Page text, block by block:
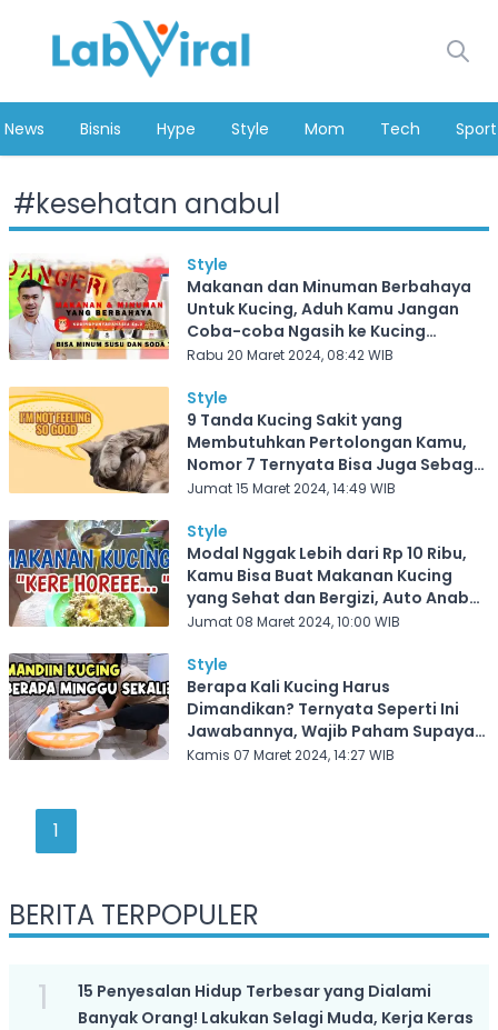
News Bisnis Hype Style Mom Tech Sport
#kesehatan anabul
Style
Makanan dan Minuman Berbahaya
Untuk Kucing, Aduh Kamu Jangan
Coba-coba Ngasih ke Kucing
Peliharaan di Rumah! Bisa Fatal
Rabu 20 Maret 2024, 08:42 WIB
Style
9 Tanda Kucing Sakit yang
Membutuhkan Pertolongan Kamu,
Nomor 7 Ternyata Bisa Juga Sebagai
Tandanya, Semua Pemilik Kucing
Jumat 15 Maret 2024, 14:49 WIB
Style
Modal Nggak Lebih dari Rp 10 Ribu,
Kamu Bisa Buat Makanan Kucing
yang Sehat dan Bergizi, Auto Anabul
Gemuk dan Bahagia
Jumat 08 Maret 2024, 10:00 WIB
Style
Berapa Kali Kucing Harus
Dimandikan? Ternyata Seperti Ini
Jawabannya, Wajib Paham Supaya
Nggak Salah Urus Kucing Kamu
Kamis 07 Maret 2024, 14:27 WIB
1
BERITA TERPOPULER
1
15 Penyesalan Hidup Terbesar yang Dialami
Banyak Orang! Lakukan Selagi Muda, Kerja Keras